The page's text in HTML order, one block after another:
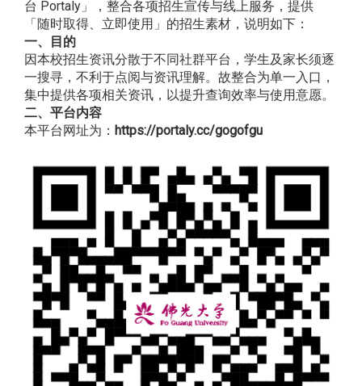
台 Portaly」，整合各项招生宣传与线上服务，提供
「随时取得 、立即使用」的招生素材，说明如下：
一、目的
因本校招生资讯分散于不同社群平台，学生及家长须逐
一搜寻， 不利于点阅与资讯理解。故整合为单一入口，
集中提供各项相关资讯，以提升查询效率与使用意愿。
二、平台内容
本平台网址为： https://portaly.cc/gogofgu